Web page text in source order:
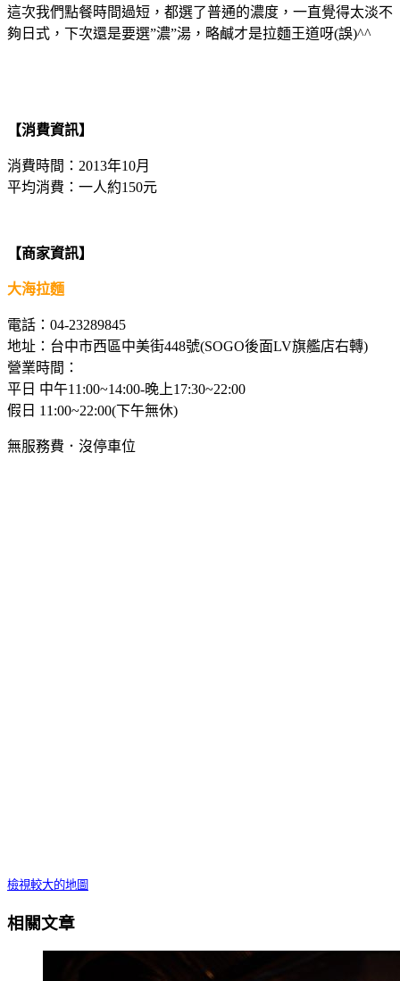
這次我們點餐時間過短，都選了普通的濃度，一直覺得太淡不
夠日式，下次還是要選”濃”湯，略鹹才是拉麵王道呀(誤)^^
【消費資訊】
消費時間：2013年10月
平均消費：一人約150元
【商家資訊】
大海拉麵
電話：04-23289845
地址：台中市西區中美街448號(SOGO後面LV旗艦店右轉)
營業時間：
平日 中午11:00~14:00-晚上17:30~22:00
假日 11:00~22:00(下午無休)
無服務費．沒停車位
檢視較大的地圖
相關文章